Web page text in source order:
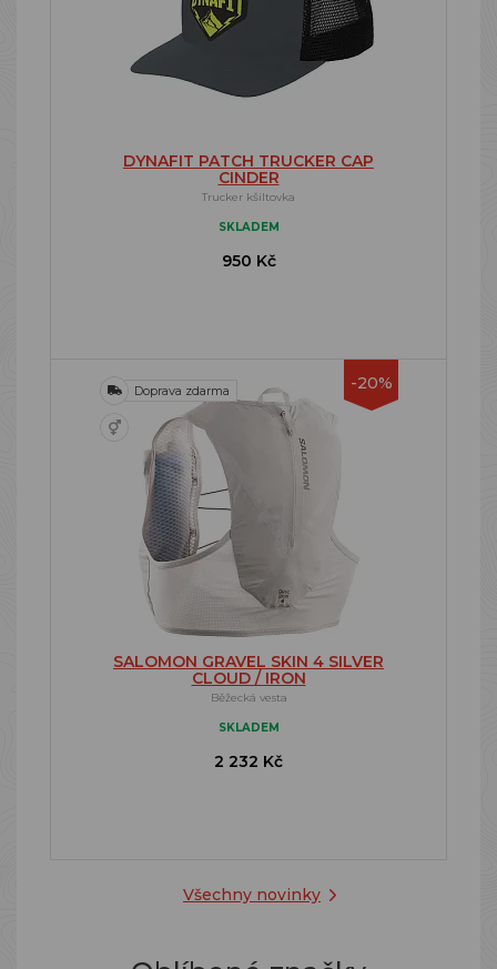
Všechny novinky
DYNAFIT PATCH TRUCKER CAP
CINDER
Trucker kšiltovka
SKLADEM
950 Kč
-20%
Doprava zdarma
SALOMON GRAVEL SKIN 4 SILVER
CLOUD / IRON
Běžecká vesta
SKLADEM
2 232 Kč